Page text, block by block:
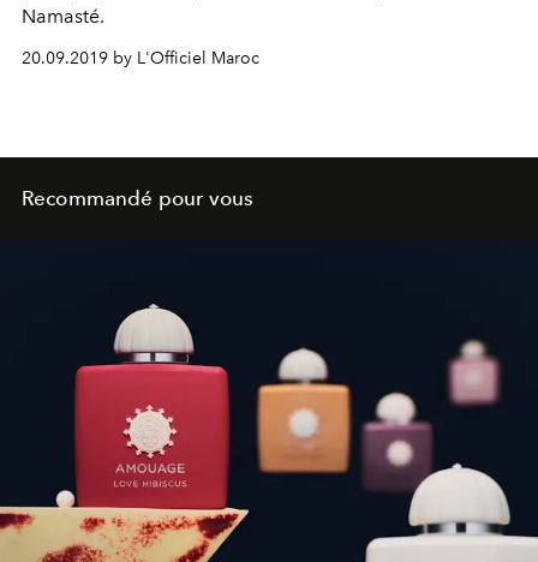
Namasté.
20.09.2019 by L'Officiel Maroc
Recommandé pour vous